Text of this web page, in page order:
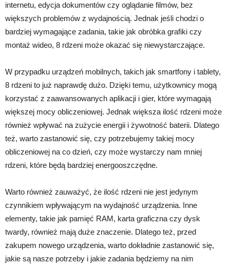
internetu, edycja dokumentów czy oglądanie filmów, bez
większych problemów z wydajnością. Jednak jeśli chodzi o
bardziej wymagające zadania, takie jak obróbka grafiki czy
montaż wideo, 8 rdzeni może okazać się niewystarczające.
W przypadku urządzeń mobilnych, takich jak smartfony i tablety,
8 rdzeni to już naprawdę dużo. Dzięki temu, użytkownicy mogą
korzystać z zaawansowanych aplikacji i gier, które wymagają
większej mocy obliczeniowej. Jednak większa ilość rdzeni może
również wpływać na zużycie energii i żywotność baterii. Dlatego
też, warto zastanowić się, czy potrzebujemy takiej mocy
obliczeniowej na co dzień, czy może wystarczy nam mniej
rdzeni, które będą bardziej energooszczędne.
Warto również zauważyć, że ilość rdzeni nie jest jedynym
czynnikiem wpływającym na wydajność urządzenia. Inne
elementy, takie jak pamięć RAM, karta graficzna czy dysk
twardy, również mają duże znaczenie. Dlatego też, przed
zakupem nowego urządzenia, warto dokładnie zastanowić się,
jakie są nasze potrzeby i jakie zadania będziemy na nim